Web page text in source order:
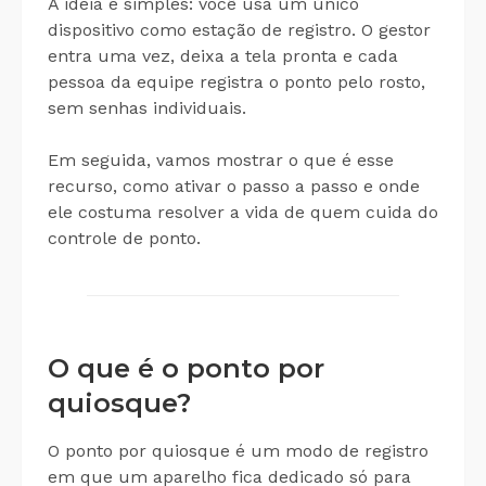
dispositivo como estação de registro. O gestor
entra uma vez, deixa a tela pronta e cada
pessoa da equipe registra o ponto pelo rosto,
sem senhas individuais.
Em seguida, vamos mostrar o que é esse
recurso, como ativar o passo a passo e onde
ele costuma resolver a vida de quem cuida do
controle de ponto.
O que é o ponto por
quiosque?
O ponto por quiosque é um modo de registro
em que um aparelho fica dedicado só para